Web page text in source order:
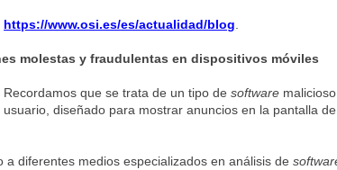
https://www.osi.es/es/actualidad/blog
molestas y fraudulentas en dispositivos móviles
Recordamos que se trata de un tipo desoftware
diseñado para mostrar anuncios en la pantalla
a diferentes medios especializados en análisis de